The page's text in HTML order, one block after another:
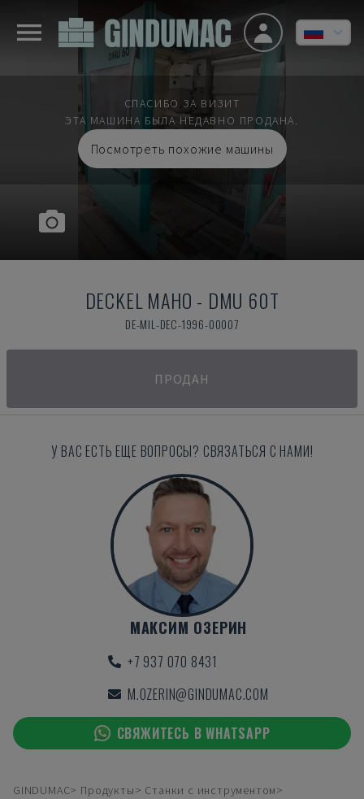
СПАСИБО ЗА ВИЗИТ
ЭТА МАШИНА БЫЛА НЕДАВНО ПРОДАНА.
Посмотреть похожие машины
DECKEL MAHO - DMU 60T
DE-MIL-DEC-1996-00007
ПРОДАН
У ВАС ЕСТЬ ЕЩЕ ВОПРОСЫ? СВЯЗАТЬСЯ С НАМИ!
МАКСИМ ОЗЕРИН
+7 937 070 8431
M.OZERIN@GINDUMAC.COM
СВЯЖИТЕСЬ В WHATSAPP
GINDUMAC Продукты
Станки с инструментом